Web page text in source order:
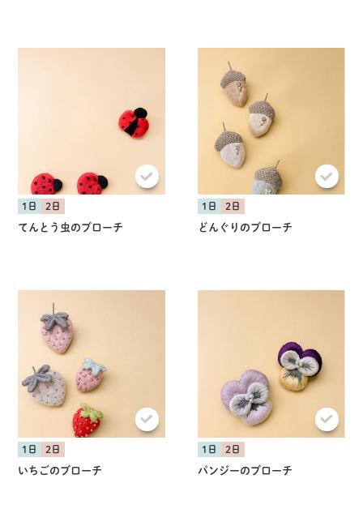
1日 2日
てんとう虫のブローチ
1日 2日
どんぐりのブローチ
1日 2日
いちごのブローチ
1日 2日
パンジーのブローチ